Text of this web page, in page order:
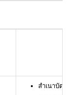
สำเนาบัตร